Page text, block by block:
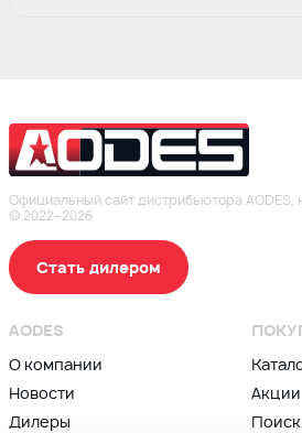
Официальный сайт дистрибьютора
© 2022–2026
AODES
О компании
Новости
Дилеры
Акции
Стать дилером